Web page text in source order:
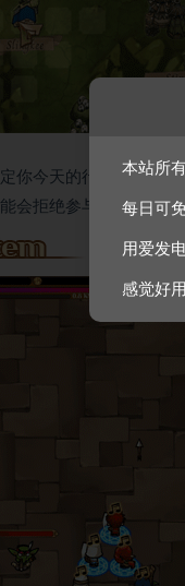
你今天的行程。
会拒绝参与任务。
本站所
每日可
用爱发
感觉好